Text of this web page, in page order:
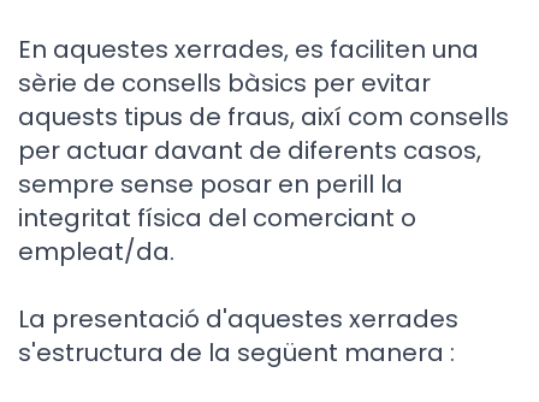
En aquestes xerrades, es faciliten una
sèrie de consells bàsics per evitar
aquests tipus de fraus, així com consells
per actuar davant de diferents casos,
sempre sense posar en perill la
integritat física del comerciant o
empleat/da.
La presentació d'aquestes xerrades
s'estructura de la següent manera :